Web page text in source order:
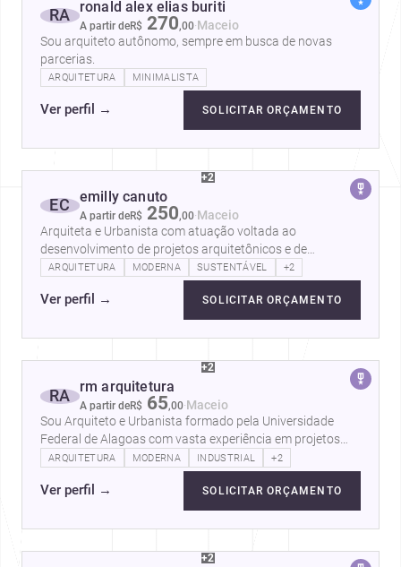
RA ronald alex elias buriti
A partir deR$ 270,00·Maceio
Sou arquiteto autônomo, sempre em busca de novas
parcerias.
ARQUITETURA MINIMALISTA
Ver perfil → SOLICITAR ORÇAMENTO
+2
EC emilly canuto
A partir deR$ 250,00·Maceio
Arquiteta e Urbanista com atuação voltada ao
desenvolvimento de projetos arquitetônicos e de
interiores de médio e alto padrão.…
ARQUITETURA MODERNA SUSTENTÁVEL +2
Ver perfil → SOLICITAR ORÇAMENTO
+2
RA rm arquitetura
A partir deR$ 65,00·Maceio
Sou Arquiteto e Urbanista formado pela Universidade
Federal de Alagoas com vasta experiência em projetos
Arquitetônicos e de Interiores…
ARQUITETURA MODERNA INDUSTRIAL +2
Ver perfil → SOLICITAR ORÇAMENTO
+2